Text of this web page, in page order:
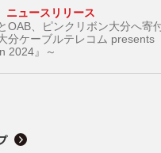
ニュースリリース
OAB、ピンクリボン大分へ寄
分ケーブルテレコム
2024』～